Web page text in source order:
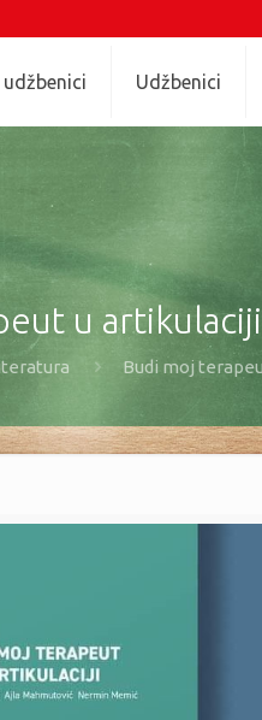
Udžbenici
u artikulaciji
Budi moj